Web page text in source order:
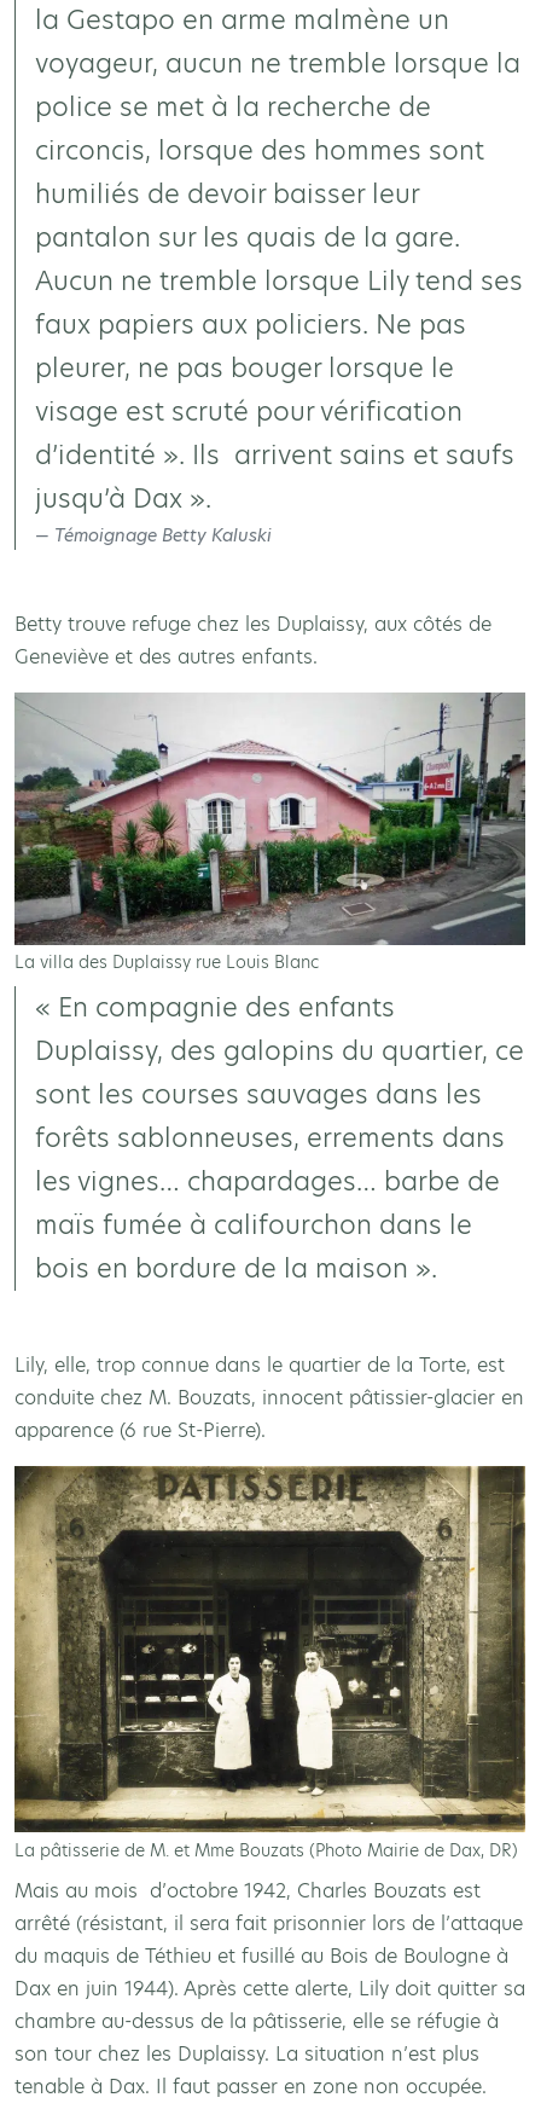
la Gestapo en arme malmène un
voyageur, aucun ne tremble lorsque la
police se met à la recherche de
circoncis, lorsque des hommes sont
humiliés de devoir baisser leur
pantalon sur les quais de la gare.
Aucun ne tremble lorsque Lily tend ses
faux papiers aux policiers. Ne pas
pleurer, ne pas bouger lorsque le
visage est scruté pour vérification
d’identité ». Ils arrivent sains et saufs
jusqu’à Dax ».
Témoignage Betty Kaluski
Betty trouve refuge chez les Duplaissy, aux côtés de
Geneviève et des autres enfants.
La villa des Duplaissy rue Louis Blanc
« En compagnie des enfants
Duplaissy, des galopins du quartier, ce
sont les courses sauvages dans les
forêts sablonneuses, errements dans
les vignes… chapardages… barbe de
maïs fumée à califourchon dans le
bois en bordure de la maison ».
Lily, elle, trop connue dans le quartier de la Torte, est
conduite chez M. Bouzats, innocent pâtissier-glacier en
apparence (6 rue St-Pierre).
La pâtisserie de M. et Mme Bouzats (Photo Mairie de Dax, DR)
Mais au mois d’octobre 1942, Charles Bouzats est
arrêté (résistant, il sera fait prisonnier lors de l’attaque
du maquis de Téthieu et fusillé au Bois de Boulogne à
Dax en juin 1944). Après cette alerte, Lily doit quitter sa
chambre au-dessus de la pâtisserie, elle se réfugie à
son tour chez les Duplaissy. La situation n’est plus
tenable à Dax. Il faut passer en zone non occupée.